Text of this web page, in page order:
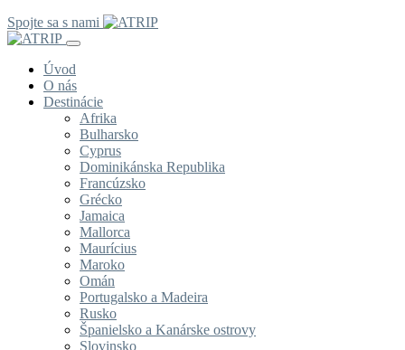
Spojte sa s nami
Úvod
O nás
Destinácie
Afrika
Bulharsko
Cyprus
Dominikánska Republika
Francúzsko
Grécko
Jamaica
Mallorca
Maurícius
Maroko
Omán
Portugalsko a Madeira
Rusko
Španielsko a Kanárske ostrovy
Slovinsko